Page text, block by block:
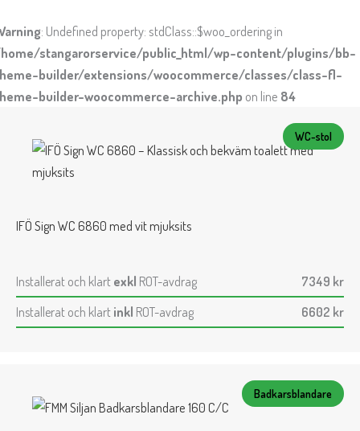
: Undefined property: stdClass::$woo_ordering in
stangarorservice/public_html/wp-content/plugins/bb-
builder/extensions/woocommerce/classes/class-fl-
builder-woocommerce-archive.php on line 84
WC-stol
IFÖ Sign WC 6860 med vit mjuksits
Installerat och klart exkl ROT-avdrag 7349 kr
Installerat och klart inkl ROT-avdrag 6602 kr
Badkarsblandare